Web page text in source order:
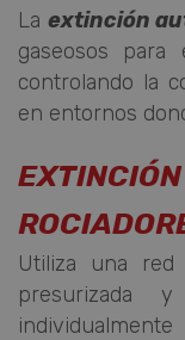
La extinción
gaseosos para
controlando la
en entornos
Utiliza una red
presurizada